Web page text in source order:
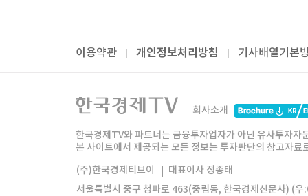
이용약관 개인정보처리방침 기사배열기본
패밀리사이트
한국경제TV
한경미디어그룹 한국경제신문 한국경제
모바일앱 한국경제TV앱
회사소개
한국경제TV와 파트너는 금융투자업자가 아닌 유사투자
본 사이트에서 제공되는 모든 정보는 투자판단의 참고자
(주)한국경제티브이
대표이사 정종태
서울특별시 중구 청파로 463(중림동, 한국경제신문사) (